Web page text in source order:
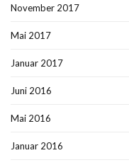
November 2017
Mai 2017
Januar 2017
Juni 2016
Mai 2016
Januar 2016